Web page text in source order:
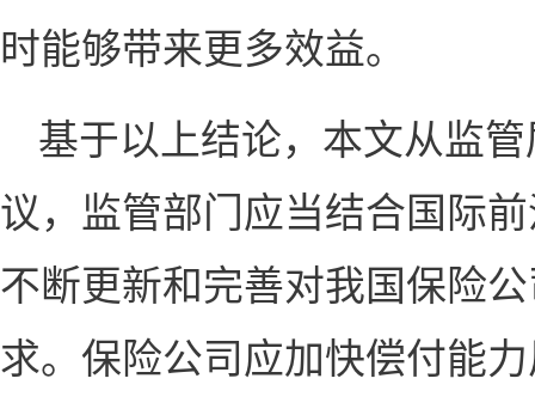
时能够带来更多效益。
基于以上结论，本文从监
议，
监管部门应当结合国际
不断更新和完善对我国保险
求。保险公司应加快偿付能